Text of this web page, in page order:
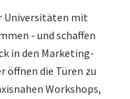
Universitäten mit
- und schaffen
in den Marketing-
die Türen zu
Workshops,